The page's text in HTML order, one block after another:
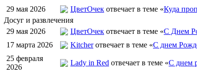
29 мая 2026
ЦветOчек отвечает в теме «Куда
Досуг и развлечения
29 мая 2026
ЦветOчек отвечает в теме «С Днем
17 марта 2026
Kitcherотвечает в теме «С днем
25 февраля
2026
Lady in Red отвечает в теме «С днем